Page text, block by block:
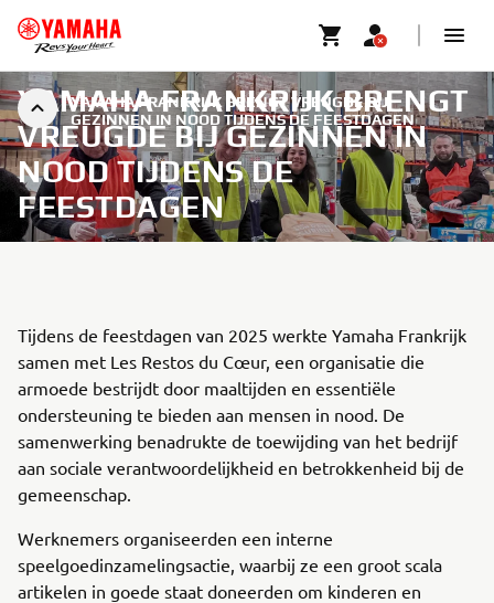
YAMAHA FRANKRIJK BRENGT VREUGDE BIJ
GEZINNEN IN NOOD TIJDENS DE FEESTDAGEN
YAMAHA FRANKRIJK BRENGT
VREUGDE BIJ GEZINNEN IN
NOOD TIJDENS DE
FEESTDAGEN
Tijdens de feestdagen van 2025 werkte Yamaha Frankrijk
samen met Les Restos du Cœur, een organisatie die
armoede bestrijdt door maaltijden en essentiële
ondersteuning te bieden aan mensen in nood. De
samenwerking benadrukte de toewijding van het bedrijf
aan sociale verantwoordelijkheid en betrokkenheid bij de
gemeenschap.
Werknemers organiseerden een interne
speelgoedinzamelingsactie, waarbij ze een groot scala
artikelen in goede staat doneerden om kinderen en